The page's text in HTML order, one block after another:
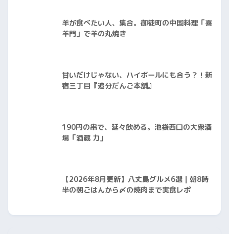
羊が食べたい人、集合。御徒町の中国料理「喜
羊門」で羊の丸焼き
甘いだけじゃない、ハイボールにも合う？！新
宿三丁目『追分だんご本舗』
190円の串で、延々飲める。池袋西口の大衆酒
場「酒蔵 力」
【2026年8月更新】八丈島グルメ6選｜朝8時
半の朝ごはんから〆の焼肉まで実食レポ